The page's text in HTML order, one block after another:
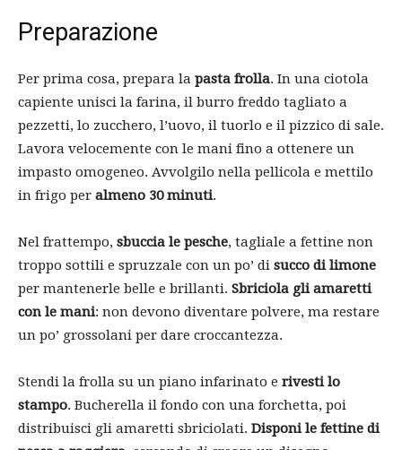
Preparazione
Per prima cosa, prepara la pasta frolla. In una ciotola
capiente unisci la farina, il burro freddo tagliato a
pezzetti, lo zucchero, l’uovo, il tuorlo e il pizzico di sale.
Lavora velocemente con le mani fino a ottenere un
impasto omogeneo. Avvolgilo nella pellicola e mettilo
in frigo per almeno 30 minuti.
Nel frattempo, sbuccia le pesche, tagliale a fettine non
troppo sottili e spruzzale con un po’ di succo di limone
per mantenerle belle e brillanti. Sbriciola gli amaretti
con le mani: non devono diventare polvere, ma restare
un po’ grossolani per dare croccantezza.
Stendi la frolla su un piano infarinato e rivesti lo
stampo. Bucherella il fondo con una forchetta, poi
distribuisci gli amaretti sbriciolati. Disponi le fettine di